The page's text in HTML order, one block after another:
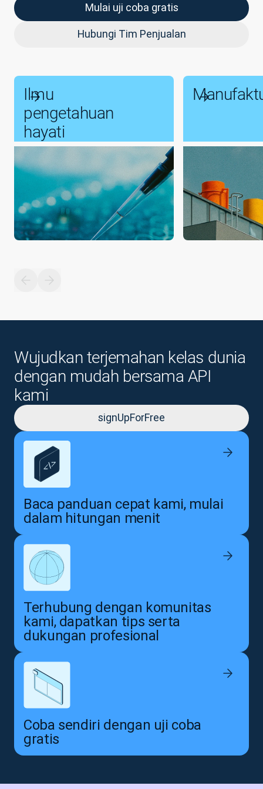
Mulai uji coba gratis
Hubungi Tim Penjualan
Ilmu
pengetahuan
hayati
Wujudkan terjemahan kelas dunia
dengan mudah bersama API
kami
signUpForFree
Baca panduan cepat kami, mulai
dalam hitungan menit
Terhubung dengan komunitas
kami, dapatkan tips serta
dukungan profesional
Coba sendiri dengan uji coba
gratis